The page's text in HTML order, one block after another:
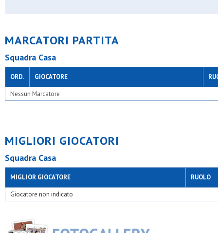
Villa raverio
Virtus opm
MARCATORI PARTITA
Squadra Casa
ORD. GIOCATORE
Nessun Marcatore
MIGLIORI GIOCATORI
Squadra Casa
MIGLIOR GIOCATORE RUOLO
Giocatore non indicato